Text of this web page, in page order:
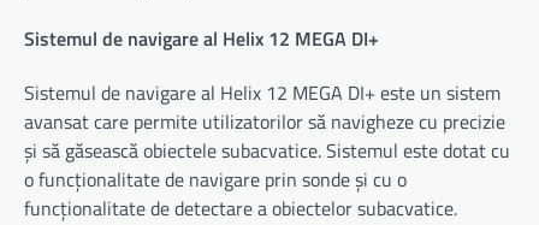
Sistemul de navigare al Helix 12 MEGA DI+
Sistemul de navigare al Helix 12 MEGA DI+ este un sistem
avansat care permite utilizatorilor să navigheze cu precizie
și să găsească obiectele subacvatice. Sistemul este dotat cu
o funcționalitate de navigare prin sonde și cu o
funcționalitate de detectare a obiectelor subacvatice.